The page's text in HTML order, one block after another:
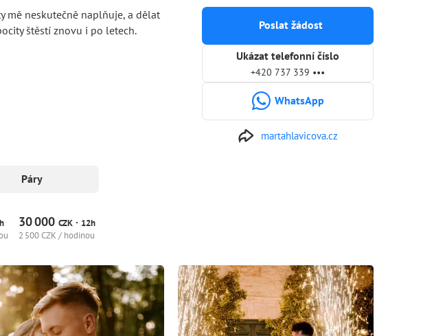
Poslat žádost
Ukázat telefonní číslo
+420 737 339 •••
WhatsApp
martahlavicova.cz
mě neskutečně naplňuje, a dělat
štěstí znovu i po letech.
Páry
30000 CZK· 12h
2 500 CZK / hodinou